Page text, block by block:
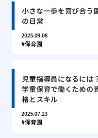
小さな一歩を喜び合う
の日常
2025.09.08
保育園
児童指導員になるには
学童保育で働くための
格とスキル
2025.07.23
保育園